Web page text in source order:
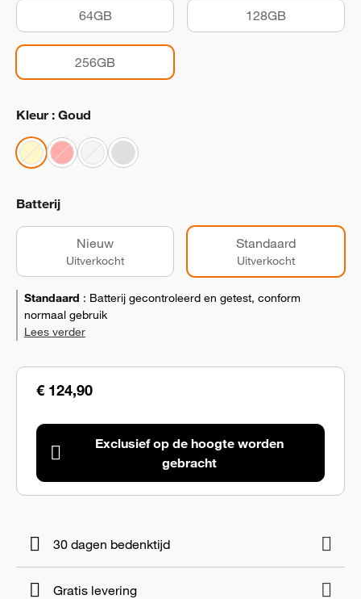
€ 124,90
Exclusief op de hoogte worden
gebracht
64GB 128GB
256GB
Kleur : Goud
Batterij
Nieuw
Uitverkocht
Standaard
Uitverkocht
Standaard : Batterij gecontroleerd en getest, conform
normaal gebruik
Lees verder
30 dagen bedenktijd
Gratis levering